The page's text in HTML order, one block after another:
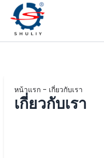
หน้าแรก - เกี่ยวกับเรา
เกี่ยวกับเรา